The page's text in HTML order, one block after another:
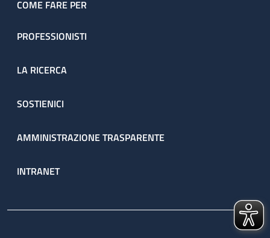
COME FARE PER
PROFESSIONISTI
LA RICERCA
SOSTIENICI
AMMINISTRAZIONE TRASPARENTE
INTRANET